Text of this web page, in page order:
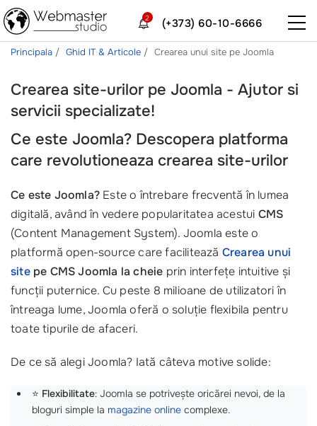
(+373) 60-10-6666
2
Principala Ghid IT & Articole Crearea unui site pe Joomla
Crearea site-urilor pe Joomla - Ajutor si
servicii specializate!
Ce este Joomla? Descopera platforma
care revolutioneaza crearea site-urilor
Ce este Joomla? Este o întrebare frecventă în lumea
digitală, având în vedere popularitatea acestui CMS
(Content Management System). Joomla este o
platformă open-source care facilitează Crearea unui
sitepe CMS Joomla la cheie prin interfețe intuitive și
funcții puternice. Cu peste 8 milioane de utilizatori în
întreaga lume, Joomla oferă o soluție flexibila pentru
toate tipurile de afaceri.
De ce să alegi Joomla? Iată câteva motive solide:
⭐ Flexibilitate: Joomla se potrivește oricărei nevoi, de la
bloguri simple la magazine online complexe.